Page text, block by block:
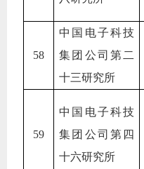
58
中国电子科技
集团公司第二
十三研究所
59
中国电子科技
集团公司第四
十六研究所